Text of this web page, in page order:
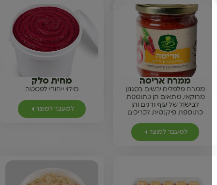
ממרח אריסה
ממרח פלפלים יבשים בסגנון
מרוקאי, מתאים הן כתוספת
לבישול של עוף ודגים והן
כתוספת פיקנטית לכריכים
למעבר למוצר
מחית סלק
מילוי ייחודי לפסטה
למעבר למוצר